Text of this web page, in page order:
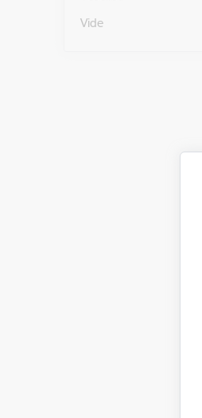
Vide